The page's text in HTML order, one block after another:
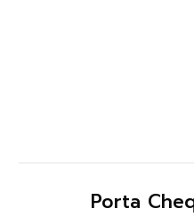
Porta